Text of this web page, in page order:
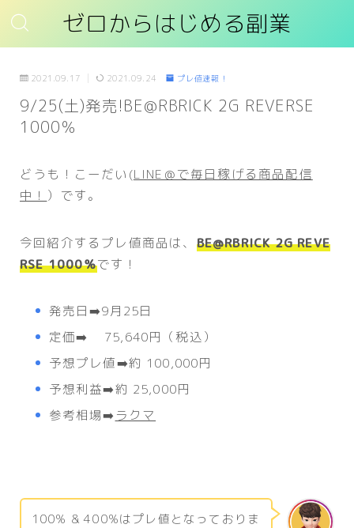
ゼロからはじめる副業
2021.09.17 2021.09.24 プレ値速報！
9/25(土)発売!BE@RBRICK 2G REVERSE
1000％
どうも！こーだい(LINE＠で毎日稼げる商品配信
中！ ）です。
今回紹介するプレ値商品は、 BE@RBRICK 2G REVE
RSE 1000％です！
発売日➡️9月25日
定価➡️ 75,640円（税込）
予想プレ値➡️約 100,000円
予想利益➡️約 25,000円
参考相場➡️ラクマ
100% & 400%はプレ値となっておりま